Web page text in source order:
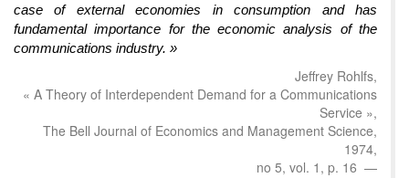
case of external economies in consumption and has
fundamental importance for the economic analysis of the
communications industry. »
Jeffrey Rohlfs,
« A Theory of Interdependent Demand for a Communications
Service »,
The Bell Journal of Economics and Management Science,
1974,
no 5, vol. 1, p. 16